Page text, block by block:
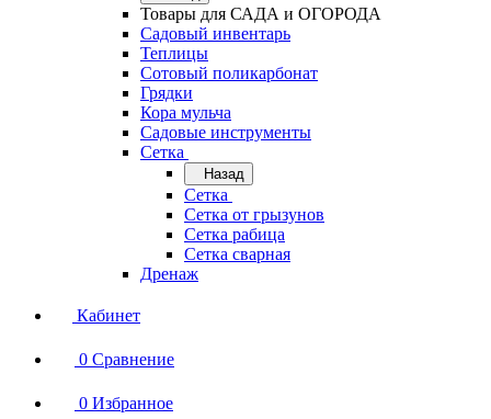
Товары для САДА и ОГОРОДА
Садовый инвентарь
Теплицы
Сотовый поликарбонат
Грядки
Кора мульча
Садовые инструменты
Сетка
Назад
Сетка
Сетка от грызунов
Сетка рабица
Сетка сварная
Дренаж
Кабинет
0 Сравнение
0 Избранное